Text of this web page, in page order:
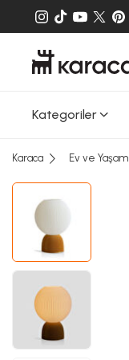
Kategoriler
Karaca Ev ve Yaşam